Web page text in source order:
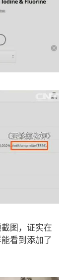
图，证实在
看到添加了